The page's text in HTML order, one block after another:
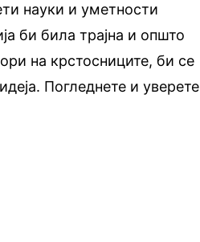
науки и уметности
би била трајна и општо
на крстосниците, би се
Погледнете и уверете